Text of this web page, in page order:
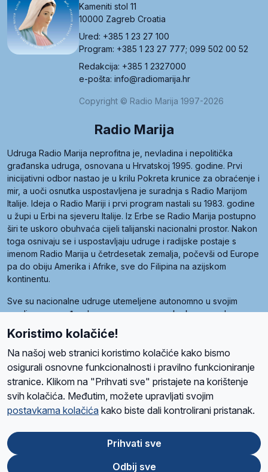
Kameniti stol 11
10000 Zagreb Croatia
Ured: +385 1 23 27 100
Program: +385 1 23 27 777; 099 502 00 52
Redakcija: +385 1 2327000
e-pošta: info@radiomarija.hr
Copyright © Radio Marija 1997-2026
Radio Marija
Udruga Radio Marija neprofitna je, nevladina i nepolitička
građanska udruga, osnovana u Hrvatskoj 1995. godine. Prvi
inicijativni odbor nastao je u krilu Pokreta krunice za obraćenje i
mir, a uoči osnutka uspostavljena je suradnja s Radio Marijom
Italije. Ideja o Radio Mariji i prvi program nastali su 1983. godine
u župi u Erbi na sjeveru Italije. Iz Erbe se Radio Marija postupno
širi te uskoro obuhvaća cijeli talijanski nacionalni prostor. Nakon
toga osnivaju se i uspostavljaju udruge i radijske postaje s
imenom Radio Marija u četrdesetak zemalja, počevši od Europe
pa do obiju Amerika i Afrike, sve do Filipina na azijskom
kontinentu.
Sve su nacionalne udruge utemeljene autonomno u svojim
zemljama, a međusobna su povezane preko krovne udruge
pod nazivom Svjetska obitelj Radio Marije (World Family of
Radio Maria). Svjetsku obitelj utemeljilo je sedam članica, među
kojima je i hrvatska Udruga Radio Marija.
O namaRadio ProgramVolonteriPrijateljiKontaktPravila privatnosti
Ova stranica je zaštićena Google reCAPTCHA sustavom
Google
Koristimo kolačiće!
Na našoj web stranici koristimo kolačiće kako bismo
osigurali osnovne funkcionalnosti i pravilno funkcioniranje
stranice. Klikom na "Prihvati sve" pristajete na korištenje
svih kolačića. Međutim, možete upravljati svojim
postavkama kolačića kako biste dali kontrolirani pristanak.
Prihvati sve
Odbij sve